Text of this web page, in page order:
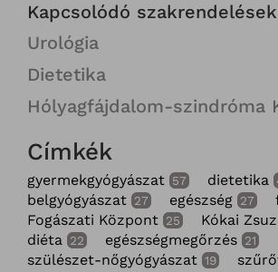
Kapcsolódó szakrendelések
Urológia
Dietetika
Hólyagfájdalom-szindróma
Címkék
gyermekgyógyászat 57 dietetika
belgyógyászat 27 egészség 27
Fogászati Központ 25 Kókai
diéta 22 egészségmegőrzés 21
szülészet-nőgyógyászat 19